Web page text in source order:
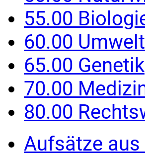
55.00
60.00
65.00 Genetik
70.00
80.00
Aufsätze